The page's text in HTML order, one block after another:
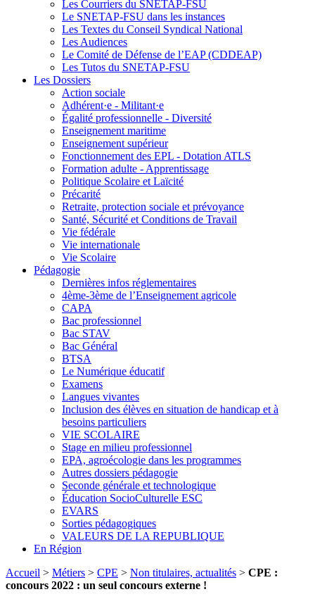
Les Courriers du SNETAP-FSU
Le SNETAP-FSU dans les instances
Les Textes du Conseil Syndical National
Les Audiences
Le Comité de Défense de l’EAP (CDDEAP)
Les Tutos du SNETAP-FSU
Les Dossiers
Action sociale
Adhérent·e - Militant·e
Égalité professionnelle - Diversité
Enseignement maritime
Enseignement supérieur
Fonctionnement des EPL - Dotation ATLS
Formation adulte - Apprentissage
Politique Scolaire et Laïcité
Précarité
Retraite, protection sociale et prévoyance
Santé, Sécurité et Conditions de Travail
Vie fédérale
Vie internationale
Vie Scolaire
Pédagogie
Dernières infos réglementaires
4ème-3ème de l’Enseignement agricole
CAPA
Bac professionnel
Bac STAV
Bac Général
BTSA
Le Numérique éducatif
Examens
Langues vivantes
Inclusion des élèves en situation de handicap et à
besoins particuliers
VIE SCOLAIRE
Stage en milieu professionnel
EPA, agroécologie dans les programmes
Autres dossiers pédagogie
Seconde générale et technologique
Éducation SocioCulturelle ESC
EVARS
Sorties pédagogiques
VALEURS DE LA REPUBLIQUE
En Région
Accueil > Métiers > CPE > Non titulaires, actualités > CPE :
concours 2022 : un seul concours externe !